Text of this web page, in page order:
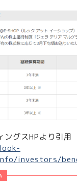
ングスHPより引用
investors/